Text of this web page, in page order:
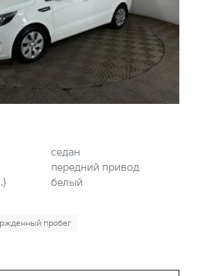
седан
передний привод
белый
пробег